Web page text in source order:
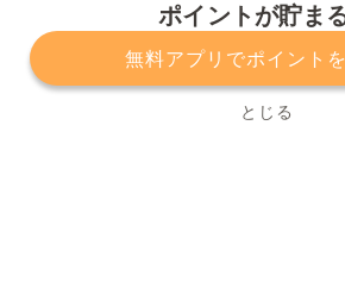
ポイントが貯ま
無料アプリでポイント
とじる
プライバシーポリシー 利用規約
サービスに関してのお問い合わせ